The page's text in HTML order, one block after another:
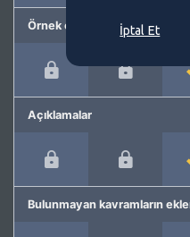
Örnek cümleler
Açıklamalar
Bulunmayan kavramların
İptal Et